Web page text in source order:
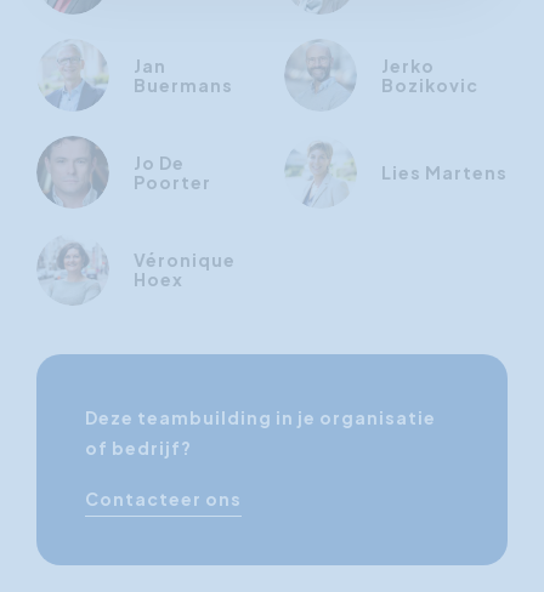
Jan
Buermans
Jerko
Bozikovic
Jo De
Poorter
Lies Martens
Véronique
Hoex
Deze teambuilding in je organisatie
of bedrijf?
Contacteer ons